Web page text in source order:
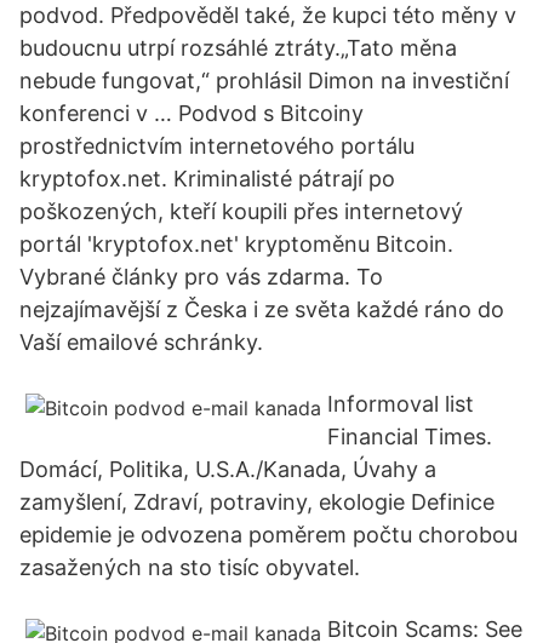
podvod. Předpověděl také, že kupci této měny v
budoucnu utrpí rozsáhlé ztráty.„Tato měna
nebude fungovat,“ prohlásil Dimon na investiční
konferenci v … Podvod s Bitcoiny
prostřednictvím internetového portálu
kryptofox.net. Kriminalisté pátrají po
poškozených, kteří koupili přes internetový
portál 'kryptofox.net' kryptoměnu Bitcoin.
Vybrané články pro vás zdarma. To
nejzajímavější z Česka i ze světa každé ráno do
Vaší emailové schránky.
Informoval list
Financial Times.
Domácí, Politika, U.S.A./Kanada, Úvahy a
zamyšlení, Zdraví, potraviny, ekologie Definice
epidemie je odvozena poměrem počtu chorobou
zasažených na sto tisíc obyvatel.
Bitcoin Scams: See